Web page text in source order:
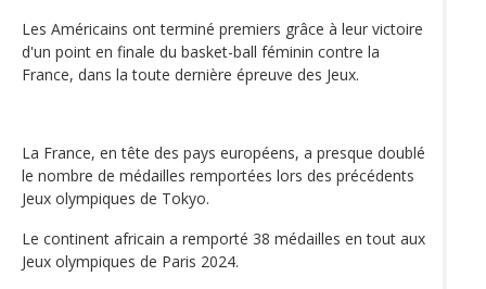
Les Américains ont terminé premiers grâce à leur victoire
d'un point en finale du basket-ball féminin contre la
France, dans la toute dernière épreuve des Jeux.
La France, en tête des pays européens, a presque doublé
le nombre de médailles remportées lors des précédents
Jeux olympiques de Tokyo.
Le continent africain a remporté 38 médailles en tout aux
Jeux olympiques de Paris 2024.